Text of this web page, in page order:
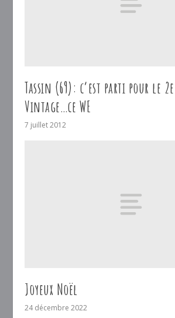
Tassin (69): c’est parti pour le
Vintage…ce WE
7 juillet 2012
Joyeux Noël
24 décembre 2022